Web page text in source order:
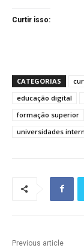
Curtir isso:
CATEGORIAS
educação digital
formação superior
universidades
Previous article